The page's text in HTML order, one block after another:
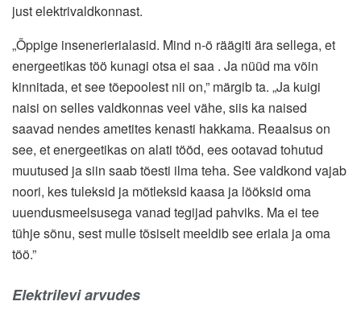
just elektrivaldkonnast.
„Õppige insenerierialasid. Mind n-ö räägiti ära sellega, et
energeetikas töö kunagi otsa ei saa . Ja nüüd ma võin
kinnitada, et see tõepoolest nii on,” märgib ta. „Ja kuigi
naisi on selles valdkonnas veel vähe, siis ka naised
saavad nendes ametites kenasti hakkama. Reaalsus on
see, et energeetikas on alati tööd, ees ootavad tohutud
muutused ja siin saab tõesti ilma teha. See valdkond vajab
noori, kes tuleksid ja mõtleksid kaasa ja lööksid oma
uuendusmeelsusega vanad tegijad pahviks. Ma ei tee
tühje sõnu, sest mulle tõsiselt meeldib see eriala ja oma
töö.”
Elektrilevi arvudes